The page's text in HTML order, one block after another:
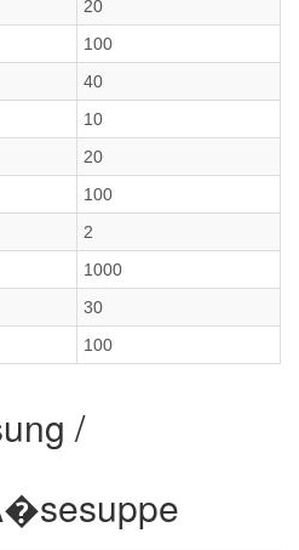
20
100
40
10
20
100
2
1000
30
100
/